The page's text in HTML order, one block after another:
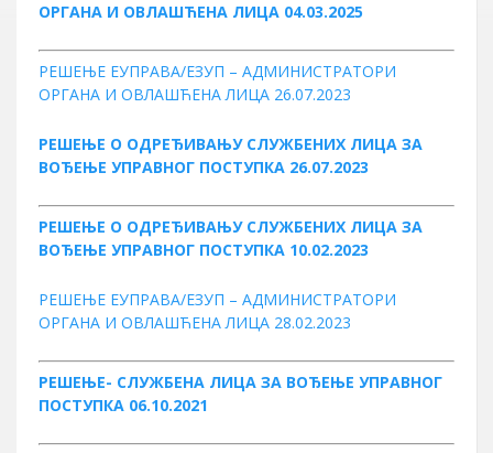
ОРГАНА И ОВЛАШЋЕНА ЛИЦА 04.03.2025
РЕШЕЊЕ ЕУПРАВА/ЕЗУП – АДМИНИСТРАТОРИ
ОРГАНА И ОВЛАШЋЕНА ЛИЦА 26.07.2023
РЕШЕЊЕ О ОДРЕЂИВАЊУ СЛУЖБЕНИХ ЛИЦА ЗА
ВОЂЕЊЕ УПРАВНОГ ПОСТУПКА 26.07.2023
РЕШЕЊЕ О ОДРЕЂИВАЊУ СЛУЖБЕНИХ ЛИЦА ЗА
ВОЂЕЊЕ УПРАВНОГ ПОСТУПКА 10.02.2023
РЕШЕЊЕ ЕУПРАВА/ЕЗУП – АДМИНИСТРАТОРИ
ОРГАНА И ОВЛАШЋЕНА ЛИЦА 28.02.2023
РЕШЕЊЕ- СЛУЖБЕНА ЛИЦА ЗА ВОЂЕЊЕ УПРАВНОГ
ПОСТУПКА 06.10.2021